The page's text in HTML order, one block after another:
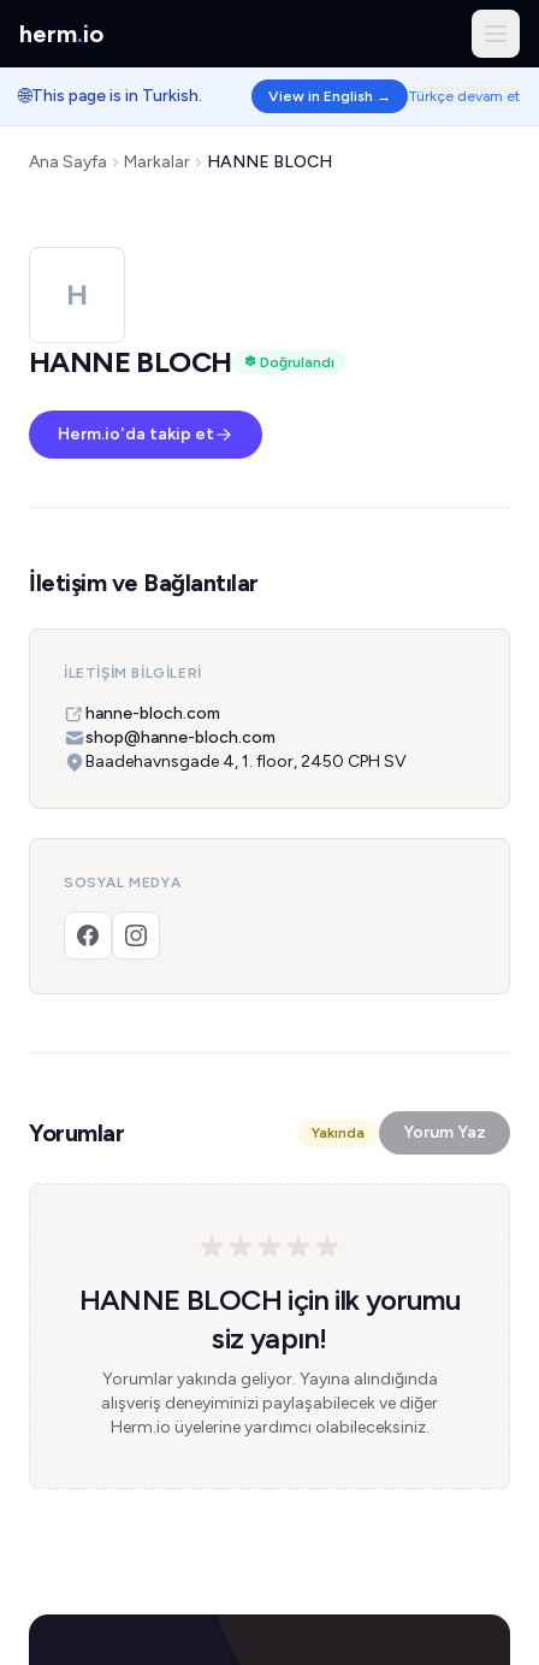
herm.io
🌐This page is in Turkish. View in English → Türkçe devam et
Ana Sayfa Markalar HANNE BLOCH
H
HANNE BLOCH
Doğrulandı
Herm.io'da takip et
İletişim ve Bağlantılar
İLETIŞIM BILGILERI
hanne-bloch.com
shop@hanne-bloch.com
Baadehavnsgade 4, 1. floor, 2450 CPH SV
SOSYAL MEDYA
Yorumlar Yakında Yorum Yaz
HANNE BLOCH için ilk yorumu
siz yapın!
Yorumlar yakında geliyor. Yayına alındığında
alışveriş deneyiminizi paylaşabilecek ve diğer
Herm.io üyelerine yardımcı olabileceksiniz.